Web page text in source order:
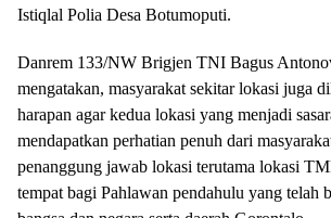
Istiqlal Polia Desa Botumoputi.
Danrem 133/NW Brigjen TNI Bagus
mengatakan, masyarakat sekitar lokasi juga
harapan agar kedua lokasi yang menjadi
mendapatkan perhatian penuh dari
penanggung jawab lokasi terutama lokasi
tempat bagi Pahlawan pendahulu yang telah